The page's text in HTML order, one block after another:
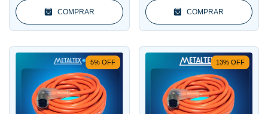
COMPRAR COMPRAR
5% OFF 13% OFF